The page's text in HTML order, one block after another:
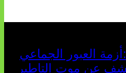
العبور الجماعي
عن موت التاطير